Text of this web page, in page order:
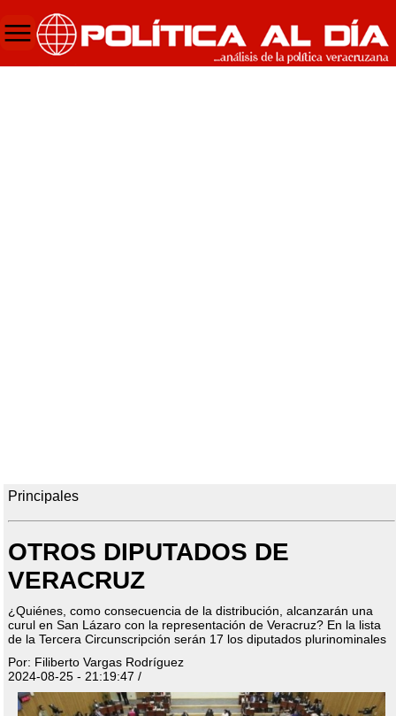
Principales
OTROS DIPUTADOS DE
VERACRUZ
¿Quiénes, como consecuencia de la distribución, alcanzarán una
curul en San Lázaro con la representación de Veracruz? En la lista
de la Tercera Circunscripción serán 17 los diputados plurinominales
Por: Filiberto Vargas Rodríguez
2024-08-25 - 21:19:47 /